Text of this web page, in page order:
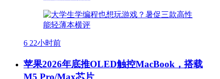
6 22小时前
苹果2026年底推OLED触控MacBook，搭载
M5 Pro/Max芯片